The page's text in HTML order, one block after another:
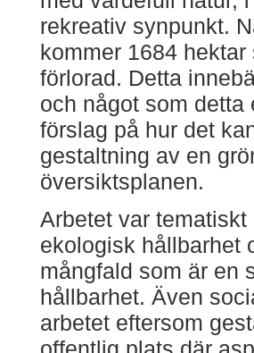
rekreativ synpunkt.
kommer 1684
förlorad. Detta
och något som detta
förslag på hur det
gestaltning av en
översiktsplanen.
Arbetet var
ekologisk hållbarhet
mångfald som är en
hållbarhet. Även
arbetet eftersom